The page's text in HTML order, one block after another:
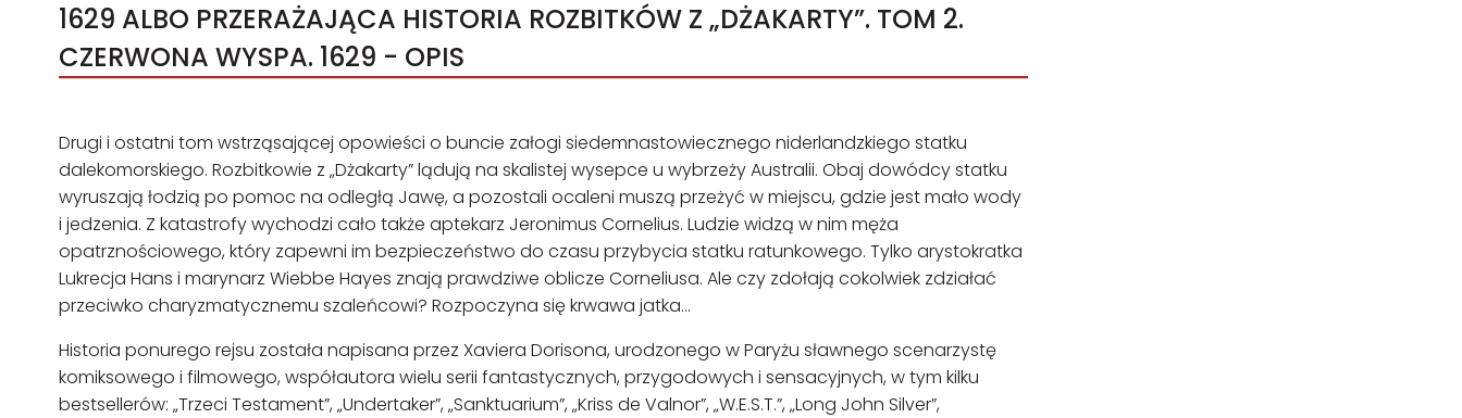
1629 ALBO PRZERAŻAJĄCA HISTORIA ROZBITKÓW Z „DŻAKARTY”. TOM 2.
CZERWONA WYSPA. 1629 - OPIS
Drugi i ostatni tom wstrząsającej opowieści o buncie załogi siedemnastowiecznego niderlandzkiego statku
dalekomorskiego. Rozbitkowie z „Dżakarty” lądują na skalistej wysepce u wybrzeży Australii. Obaj dowódcy statku
wyruszają łodzią po pomoc na odległą Jawę, a pozostali ocaleni muszą przeżyć w miejscu, gdzie jest mało wody
i jedzenia. Z katastrofy wychodzi cało także aptekarz Jeronimus Cornelius. Ludzie widzą w nim męża
opatrznościowego, który zapewni im bezpieczeństwo do czasu przybycia statku ratunkowego. Tylko arystokratka
Lukrecja Hans i marynarz Wiebbe Hayes znają prawdziwe oblicze Corneliusa. Ale czy zdołają cokolwiek zdziałać
przeciwko charyzmatycznemu szaleńcowi? Rozpoczyna się krwawa jatka...
Historia ponurego rejsu została napisana przez Xaviera Dorisona, urodzonego w Paryżu sławnego scenarzystę
komiksowego i filmowego, współautora wielu serii fantastycznych, przygodowych i sensacyjnych, w tym kilku
bestsellerów: „Trzeci Testament”, „Undertaker”, „Sanktuarium”, „Kriss de Valnor”, „W.E.S.T.”, „Long John Silver”,